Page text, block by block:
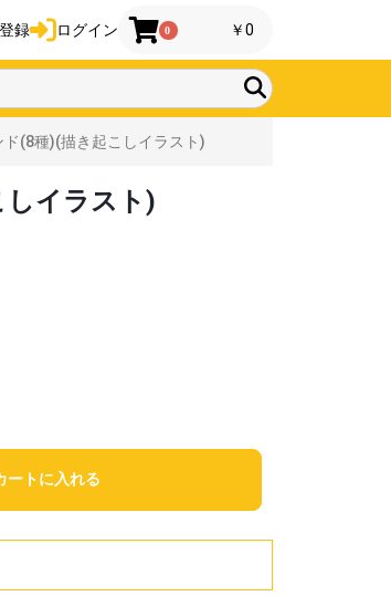
録 ログイン 0 ￥0
(8種)(描き起こしイラスト)
しイラスト)
ートに入れる